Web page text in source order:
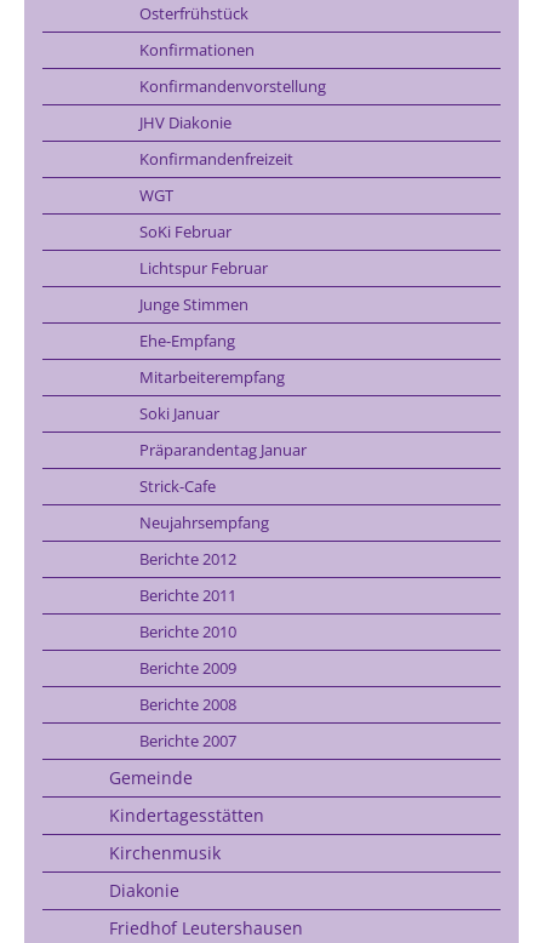
Osterfrühstück
Konfirmationen
Konfirmandenvorstellung
JHV Diakonie
Konfirmandenfreizeit
WGT
SoKi Februar
Lichtspur Februar
Junge Stimmen
Ehe-Empfang
Mitarbeiterempfang
Soki Januar
Präparandentag Januar
Strick-Cafe
Neujahrsempfang
Berichte 2012
Berichte 2011
Berichte 2010
Berichte 2009
Berichte 2008
Berichte 2007
Gemeinde
Kindertagesstätten
Kirchenmusik
Diakonie
Friedhof Leutershausen